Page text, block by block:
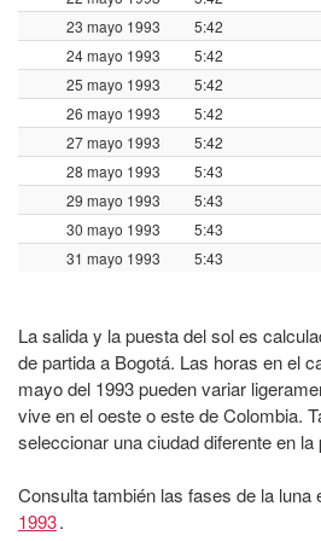
23 mayo 1993
5:42
24 mayo 1993
5:42
25 mayo 1993
5:42
26 mayo 1993
5:42
27 mayo 1993
5:42
28 mayo 1993
5:43
29 mayo 1993
5:43
30 mayo 1993
5:43
31 mayo 1993
5:43
La salida y la puesta del sol es
de partida a Bogotá. Las horas en el
mayo del 1993 pueden variar
vive en el oeste o este de Colombia.
seleccionar una ciudad diferente en la
Consulta también las fases de la luna
1993.